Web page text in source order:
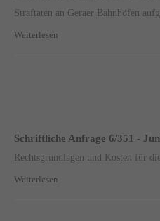
Straftaten an Geraer Bahnhöfen
Weiterlesen
Schriftliche Anfrage 6/351 -
Rechtsgrundlagen und Kosten für
Weiterlesen